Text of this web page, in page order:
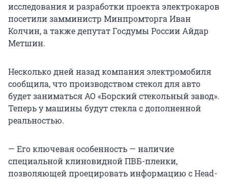
исследования и разработки проекта электрокаров
посетили замминистр Минпромторга Иван
Колчин, а также депутат Госдумы России Айдар
Метшин.
Несколько дней назад компания электромобиля
сообщила, что производством стекол для авто
будет заниматься АО «Борский стекольный завод».
Теперь у машины будут стекла с дополненной
реальностью.
— Его ключевая особенность — наличие
специальной клиновидной ПВБ-пленки,
позволяющей проецировать информацию с Head-